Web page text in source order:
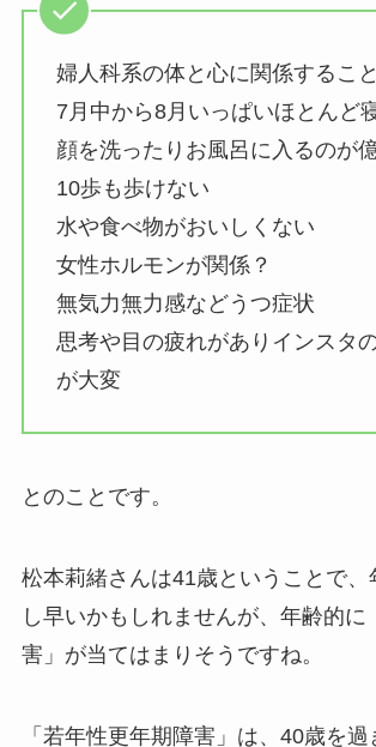
婦人科系の体と心に関係すること
7月中から8月いっぱいほとんど
顔を洗ったりお風呂に入るのが
10歩も歩けない
水や食べ物がおいしくない
女性ホルモンが関係？
無気力無力感などうつ症状
思考や目の疲れがありインスタ
が大変
とのことです。
松本莉緒さんは41歳ということで、
し早いかもしれませんが、年齢的に
害」が当てはまりそうですね。
「若年性更年期障害」は、40歳を過